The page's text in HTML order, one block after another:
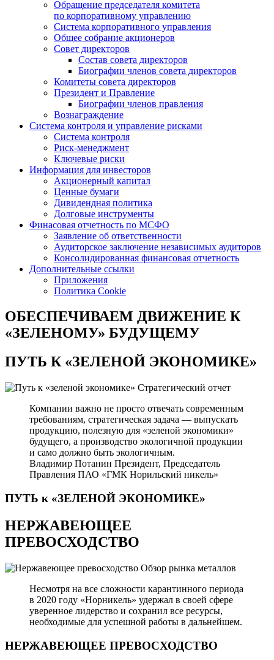
Обращение председателя комитета
по корпоративному управлению
Система корпоративного управления
Общее собрание акционеров
Совет директоров
Состав совета директоров
Биографии членов совета директоров
Комитеты совета директоров
Президент и Правление
Биографии членов правления
Вознаграждение
Система контроля и управление рисками
Система контроля
Риск-менеджмент
Ключевые риски
Информация для инвесторов
Акционерный капитал
Ценные бумаги
Дивидендная политика
Долговые инструменты
Финасовая отчетность по МСФО
Заявление об ответственности
Аудиторское заключение независимых аудиторов
Консолидированная финансовая отчетность
Дополнительные ссылки
Приложения
Политика Cookie
ОБЕСПЕЧИВАЕМ ДВИЖЕНИЕ К
«ЗЕЛЕНОМУ» БУДУЩЕМУ
ПУТЬ К«ЗЕЛЕНОЙ ЭКОНОМИКЕ»
Стратегический отчет
Компании важно не просто отвечать современным
требованиям, стратегическая задача — выпускать
продукцию, полезную для «зеленой экономики»
будущего, а производство экологичной продукции
и само должно быть экологичным.
Владимир Потанин Президент, Председатель
Правления ПАО «ГМК Норильский никель»
ПУТЬ к «ЗЕЛЕНОЙ ЭКОНОМИКЕ»
НЕРЖАВЕЮЩЕЕ
ПРЕВОСХОДСТВО
Обзор рынка металлов
Несмотря на все сложности карантинного периода
в 2020 году «Норникель» удержал в своей сфере
уверенное лидерство и сохранил все ресурсы,
необходимые для успешной работы в дальнейшем.
НЕРЖАВЕЮЩЕЕ ПРЕВОСХОДСТВО